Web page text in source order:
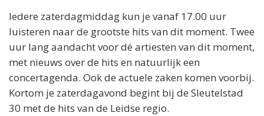
Iedere zaterdagmiddag kun je vanaf 17.00 uur
luisteren naar de grootste hits van dit moment. Twee
uur lang aandacht voor dé artiesten van dit moment,
met nieuws over de hits en natuurlijk een
concertagenda. Ook de actuele zaken komen voorbij.
Kortom je zaterdagavond begint bij de Sleutelstad
30 met de hits van de Leidse regio.